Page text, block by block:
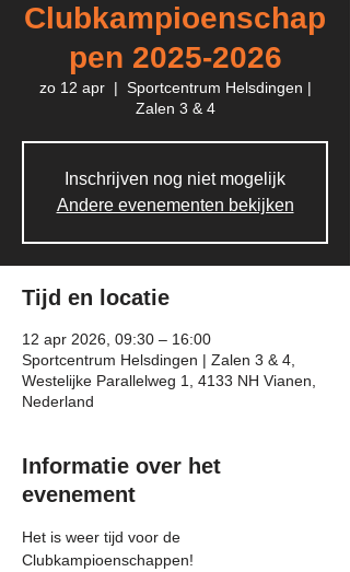
Clubkampioenschap
pen 2025-2026
zo 12 apr
  |
Sportcentrum Helsdingen |
Zalen 3 & 4
Inschrijven nog niet mogelijk
Andere evenementen bekijken
Tijd en locatie
12 apr 2026, 09:30 – 16:00
Sportcentrum Helsdingen | Zalen 3 & 4,
Westelijke Parallelweg 1, 4133 NH Vianen,
Nederland
Informatie over het
evenement
Het is weer tijd voor de
Clubkampioenschappen!